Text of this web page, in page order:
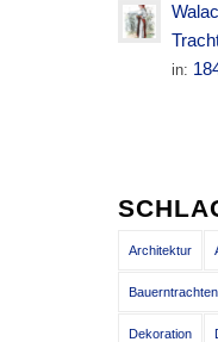
in:
Architektur
Bauerntrachten
Dekoration